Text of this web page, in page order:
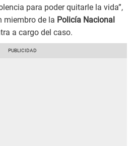
para poder quitarle la vida”,
miembro de la Policía Nacional
a cargo del caso.